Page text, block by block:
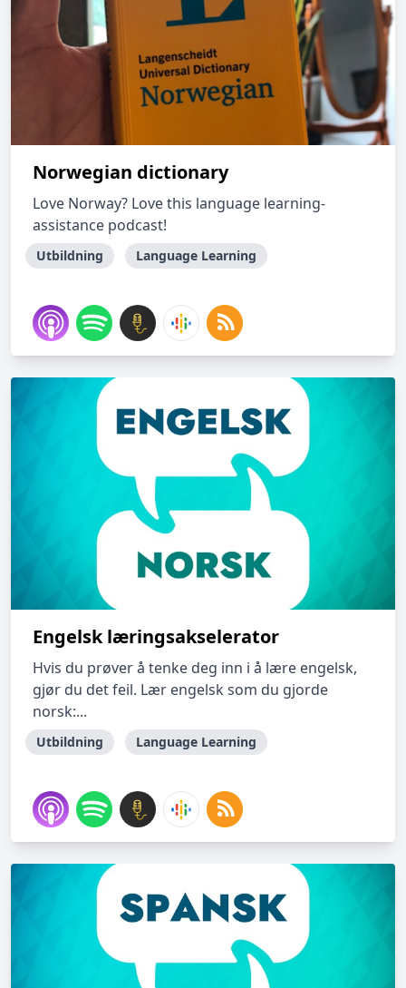
Norwegian dictionary
Love Norway? Love this language learning-
assistance podcast!
Utbildning Language Learning
Engelsk læringsakselerator
Hvis du prøver å tenke deg inn i å lære engelsk,
gjør du det feil. Lær engelsk som du gjorde
norsk:...
Utbildning Language Learning